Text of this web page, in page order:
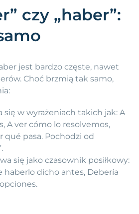
czy „haber”:
jest bardzo częste, nawet
Choć brzmią tak samo,
się w wyrażeniach takich jak: A
A ver cómo lo resolvemos,
qué pasa. Pochodzi od
się jako czasownik posiłkowy:
haberlo dicho antes, Debería